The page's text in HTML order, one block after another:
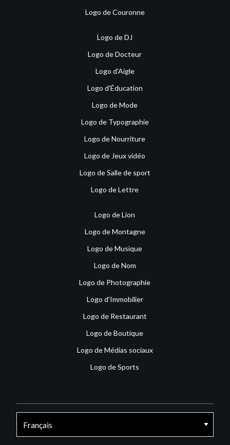
Logo de Couronne
Logo de DJ
Logo de Docteur
Logo d'Aigle
Logo d'Éducation
Logo de Mode
Logo de Typographie
Logo de Nourriture
Logo de Jeux vidéo
Logo de Salle de sport
Logo de Lettre
Logo de Lion
Logo de Montagne
Logo de Musique
Logo de Nom
Logo de Photographie
Logo d'Immobilier
Logo de Restaurant
Logo de Boutique
Logo de Médias sociaux
Logo de Sports